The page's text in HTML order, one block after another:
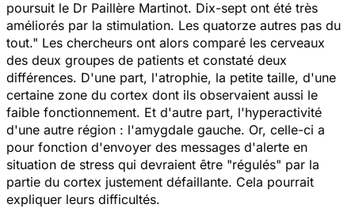
poursuit le Dr Paillère Martinot. Dix-sept ont été très
améliorés par la stimulation. Les quatorze autres pas du
tout." Les chercheurs ont alors comparé les cerveaux
des deux groupes de patients et constaté deux
différences. D'une part, l'atrophie, la petite taille, d'une
certaine zone du cortex dont ils observaient aussi le
faible fonctionnement. Et d'autre part, l'hyperactivité
d'une autre région : l'amygdale gauche. Or, celle-ci a
pour fonction d'envoyer des messages d'alerte en
situation de stress qui devraient être "régulés" par la
partie du cortex justement défaillante. Cela pourrait
expliquer leurs difficultés.